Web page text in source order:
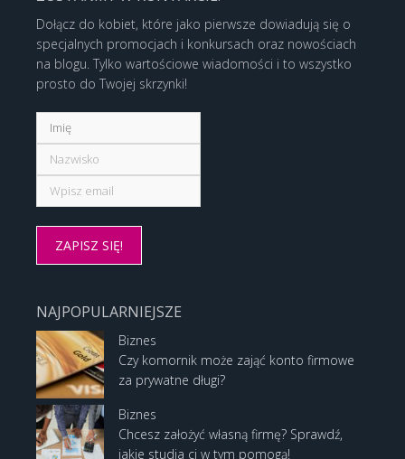
Dołącz do kobiet, które jako pierwsze dowiadują się o
specjalnych promocjach i konkursach oraz nowościach
na blogu. Tylko wartościowe wiadomości i to wszystko
prosto do Twojej skrzynki!
NAJPOPULARNIEJSZE
Biznes
Czy komornik może zająć konto firmowe
za prywatne długi?
Biznes
Chcesz założyć własną firmę? Sprawdź,
jakie studia ci w tym pomogą!